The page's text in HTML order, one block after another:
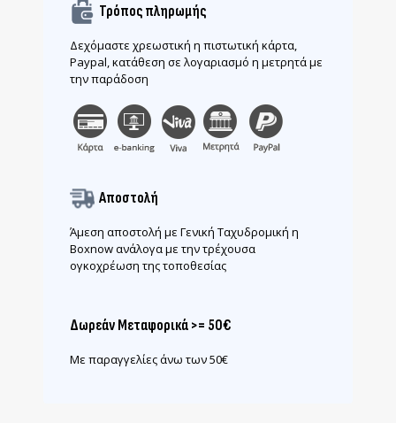
Τρόπος πληρωμής
Δεχόμαστε χρεωστική η πιστωτική κάρτα,
Paypal, κατάθεση σε λογαριασμό η μετρητά με
την παράδοση
Αποστολή
Άμεση αποστολή με Γενική Ταχυδρομική η
Boxnow ανάλογα με την τρέχουσα
ογκοχρέωση της τοποθεσίας
Δωρεάν Μεταφορικά >= 50€
Με παραγγελίες άνω των 50€